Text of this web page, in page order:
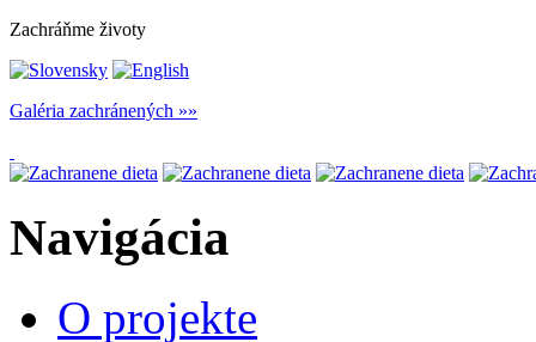
Zachráňme životy
Galéria zachránených
Navigácia
O projekte